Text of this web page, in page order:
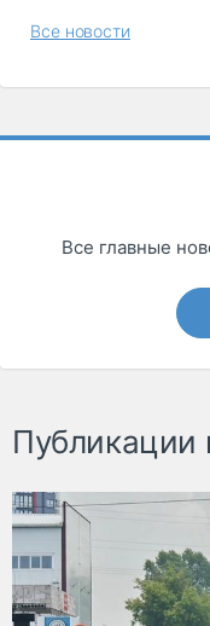
Все новости
Все главные
Публикации